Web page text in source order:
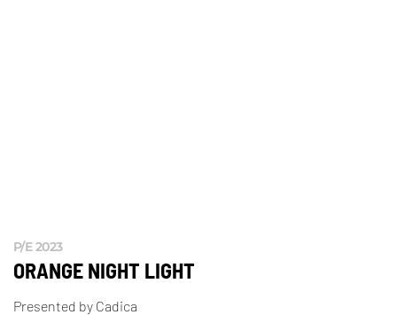
P/E 2023
ORANGE NIGHT LIGHT
Presented by Cadica